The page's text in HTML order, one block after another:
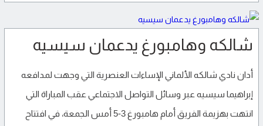
شالكه وهامبورغ يدعمان سيسيه
أدان نادي شالكه الألماني الإساءات العنصرية التي وجهت لمدافعه
إبراهيما سيسيه عبر وسائل التواصل الاجتماعي عقب المباراة التي
انتهت بهزيمة الفريق أمام هامبورغ 3-5 أمس الجمعة، في افتتاح